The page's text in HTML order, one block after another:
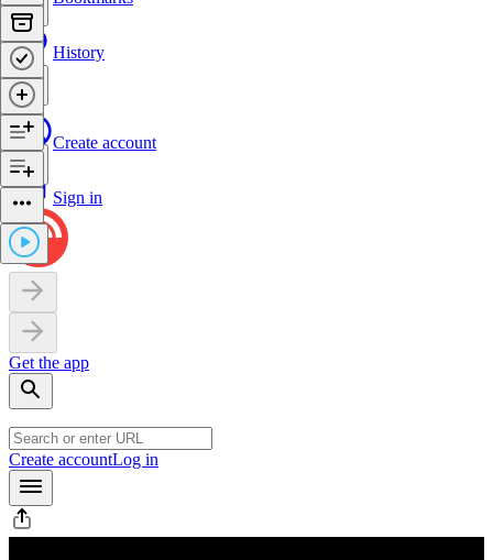
History
Create account
Sign in
Get the app
Create accountLog in